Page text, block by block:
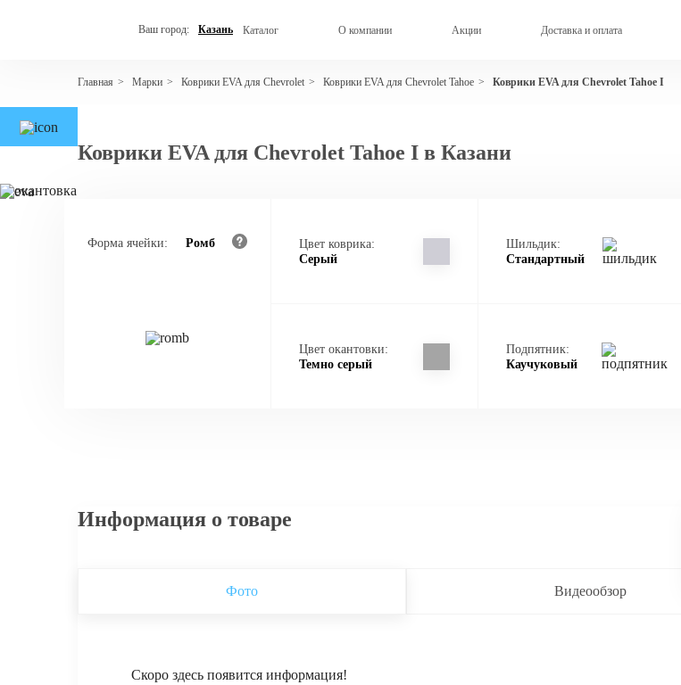
Ваш город: Казань Каталог О компании Акции Доставка и оплата
Главная > Марки > Коврики EVA для Chevrolet > Коврики EVA для Chevrolet Tahoe > Коврики EVA для Chevrolet Tahoe I
Коврики EVA для Chevrolet Tahoe I в Казани
Форма ячейки: Ромб
Цвет коврика:
Серый
Шильдик:
Стандартный
Цвет окантовки:
Темно серый
Подпятник:
Каучуковый
Информация о товаре
Фото Видеообзор
Скоро здесь появится информация!